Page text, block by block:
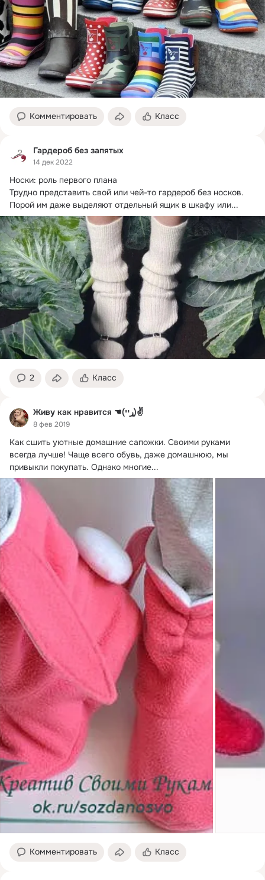
Комментировать Класс
Гардероб без запятых
14 дек 2022
Носки: роль первого плана
Трудно представить свой или чей-то гардероб без носков.
Порой им даже выделяют отдельный ящик в шкафу или...
2 Класс
Живу как нравится ☚(ړײ)✌
8 фев 2019
Как сшить уютные домашние сапожки. Своими руками
всегда лучше! Чаще всего обувь, даже домашнюю, мы
привыкли покупать. Однако многие...
Комментировать Класс